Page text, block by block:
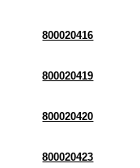
800020416
800020419
800020420
800020423